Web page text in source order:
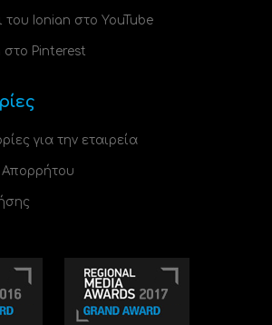
του Ionian στο YouTube
στο Pinterest
για την εταιρεία
Απορρήτου